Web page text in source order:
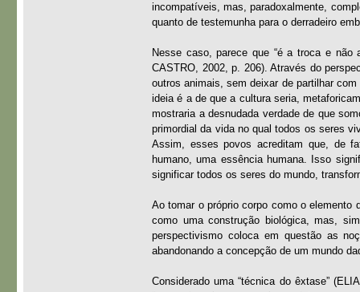
incompatíveis, mas, paradoxalmente,
quanto de testemunha para o derradeiro
Nesse caso, parece que “é a troca e não
CASTRO, 2002, p. 206). Através do
outros animais, sem deixar de partilhar
ideia é a de que a cultura seria,
mostraria a desnudada verdade de que
primordial da vida no qual todos os seres
Assim, esses povos acreditam que, de
humano, uma essência humana. Isso
significar todos os seres do mundo,
Ao tomar o próprio corpo como o elemento
como uma construção biológica, mas,
perspectivismo coloca em questão as
abandonando a concepção de um mundo
Considerado uma “técnica do êxtase”